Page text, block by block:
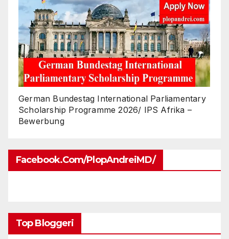
German Bundestag International Parliamentary
Scholarship Programme 2026/ IPS Afrika –
Bewerbung
Facebook.com/PlopAndreiMD/
Top Bloggeri